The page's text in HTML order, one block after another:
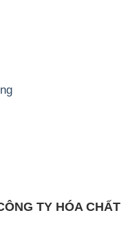
TY HÓA CHẤT